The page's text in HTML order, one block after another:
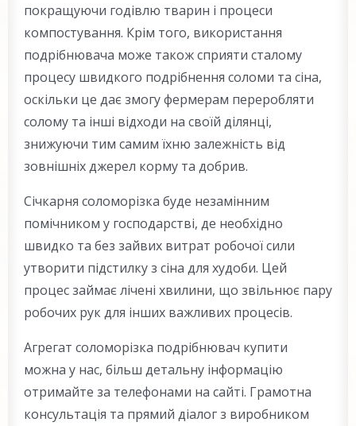
покращуючи годівлю тварин і процеси
компостування. Крім того, використання
подрібнювача може також сприяти сталому
процесу швидкого подрібнення соломи та сіна,
оскільки це дає змогу фермерам переробляти
солому та інші відходи на своїй ділянці,
знижуючи тим самим їхню залежність від
зовнішніх джерел корму та добрив.
Січкарня соломорізка буде незамінним
помічником у господарстві, де необхідно
швидко та без зайвих витрат робочої сили
утворити підстилку з сіна для худоби. Цей
процес займає лічені хвилини, що звільнює пару
робочих рук для інших важливих процесів.
Агрегат соломорізка подрібнювач купити
можна у нас, більш детальну інформацію
отримайте за телефонами на сайті. Грамотна
консультація та прямий діалог з виробником